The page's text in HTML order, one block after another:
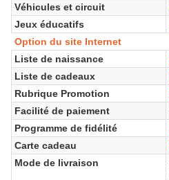
Véhicules et circuit
Jeux éducatifs
Option du site Internet
Liste de naissance
Liste de cadeaux
Rubrique Promotion
Facilité de paiement
Programme de fidélité
Carte cadeau
Mode de livraison